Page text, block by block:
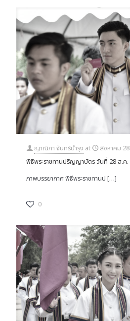
ญาณิภา จันทร์บำรุง at
สิงหาคม
พิธีพระราชทานปริญญาบัตร วันที่ 28 ส.ค.
ภาพบรรยากาศ พิธีพระราชทานป […]
0